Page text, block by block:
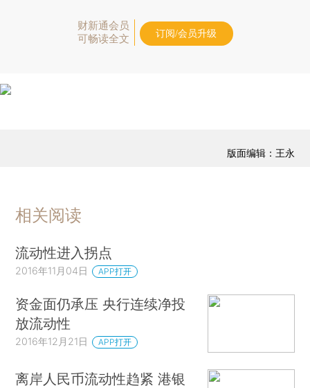
财新通会员
可畅读全文
订阅/会员升级
版面编辑：王永
相关阅读
流动性进入拐点
2016年11月04日 APP打开
资金面仍承压 央行连续净投
放流动性
2016年12月21日 APP打开
离岸人民币流动性趋紧 港银